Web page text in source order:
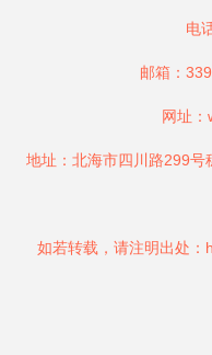
电
邮箱：
网址：
地址：北海市四川路299
如若转载，请注明出处